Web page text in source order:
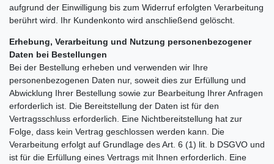
aufgrund der Einwilligung bis zum Widerruf erfolgten Verarbeitung
berührt wird. Ihr Kundenkonto wird anschließend gelöscht.
Erhebung, Verarbeitung und Nutzung personenbezogener
Daten bei Bestellungen
Bei der Bestellung erheben und verwenden wir Ihre
personenbezogenen Daten nur, soweit dies zur Erfüllung und
Abwicklung Ihrer Bestellung sowie zur Bearbeitung Ihrer Anfragen
erforderlich ist. Die Bereitstellung der Daten ist für den
Vertragsschluss erforderlich. Eine Nichtbereitstellung hat zur
Folge, dass kein Vertrag geschlossen werden kann. Die
Verarbeitung erfolgt auf Grundlage des Art. 6 (1) lit. b DSGVO und
ist für die Erfüllung eines Vertrags mit Ihnen erforderlich. Eine